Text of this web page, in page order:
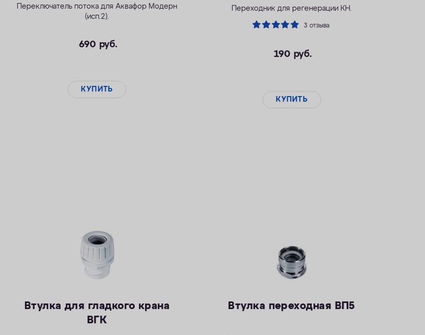
Переключатель потока дляАквафор Модерн
(исп.2).
690 руб.
КУПИТЬ
Переходник для регенерации КН.
3 отзыва
190 руб.
КУПИТЬ
Втулка для гладкого крана
ВГК
Втулка переходная ВП5